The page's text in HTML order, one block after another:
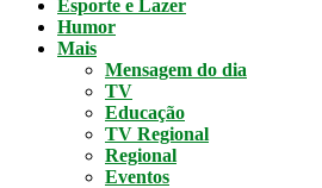
Esporte e Lazer
Humor
Mais
Mensagem do dia
TV
Educação
TV Regional
Regional
Eventos